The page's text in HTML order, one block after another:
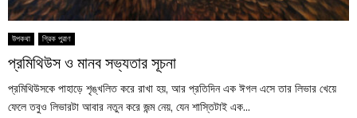
উপকথা গ্রিক পুরাণ
প্রমিথিউস ও মানব সভ্যতার সূচনা
প্রমিথিউসকে পাহাড়ে শৃঙ্খলিত করে রাখা হয়, আর প্রতিদিন এক ঈগল এসে তার লিভার খেয়ে
ফেলে তবুও লিভারটা আবার নতুন করে জন্ম নেয়, যেন শাস্তিটাই এক...